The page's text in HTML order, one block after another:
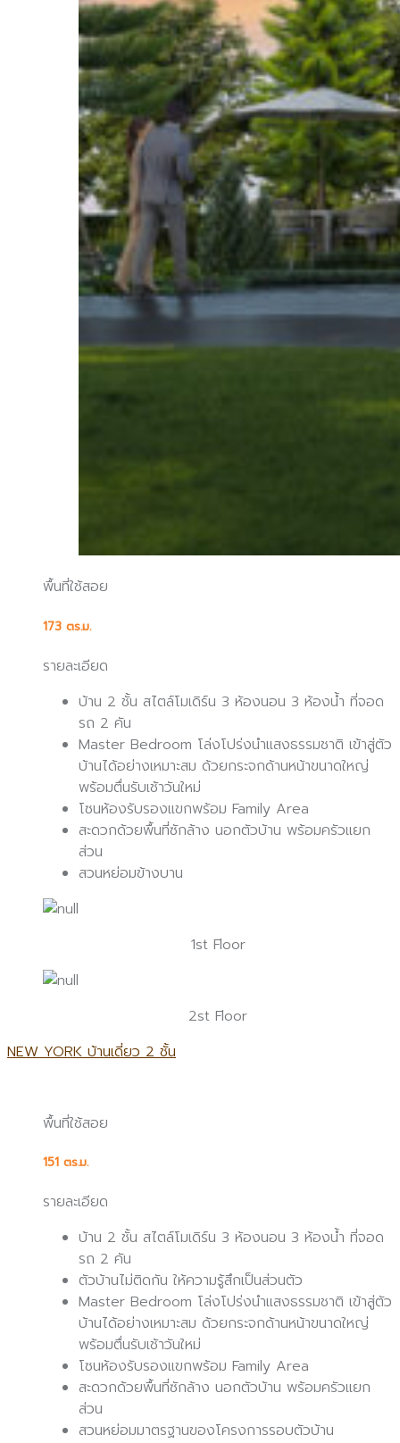
พื้นที่ใช้สอย
173 ตร.ม.
รายละเอียด
บ้าน 2 ชั้น สไตล์โมเดิร์น 3 ห้องนอน 3 ห้องน้ำ ที่จอด
รถ 2 คัน
Master Bedroom โล่งโปร่งนำแสงธรรมชาติ เข้าสู่ตัว
บ้านได้อย่างเหมาะสม ด้วยกระจกด้านหน้าขนาดใหญ่
พร้อมตื่นรับเช้าวันใหม่
โซนห้องรับรองแขกพร้อม Family Area
สะดวกด้วยพื้นที่ซักล้าง นอกตัวบ้าน พร้อมครัวแยก
ส่วน
สวนหย่อมข้างบาน
1st Floor
2st Floor
NEW YORK บ้านเดี่ยว 2 ชั้น
พื้นที่ใช้สอย
151 ตร.ม.
รายละเอียด
บ้าน 2 ชั้น สไตล์โมเดิร์น 3 ห้องนอน 3 ห้องน้ำ ที่จอด
รถ 2 คัน
ตัวบ้านไม่ติดกัน ให้ความรู้สึกเป็นส่วนตัว
Master Bedroom โล่งโปร่งนำแสงธรรมชาติ เข้าสู่ตัว
บ้านได้อย่างเหมาะสม ด้วยกระจกด้านหน้าขนาดใหญ่
พร้อมตื่นรับเช้าวันใหม่
โซนห้องรับรองแขกพร้อม Family Area
สะดวกด้วยพื้นที่ซักล้าง นอกตัวบ้าน พร้อมครัวแยก
ส่วน
สวนหย่อมมาตรฐานของโครงการรอบตัวบ้าน